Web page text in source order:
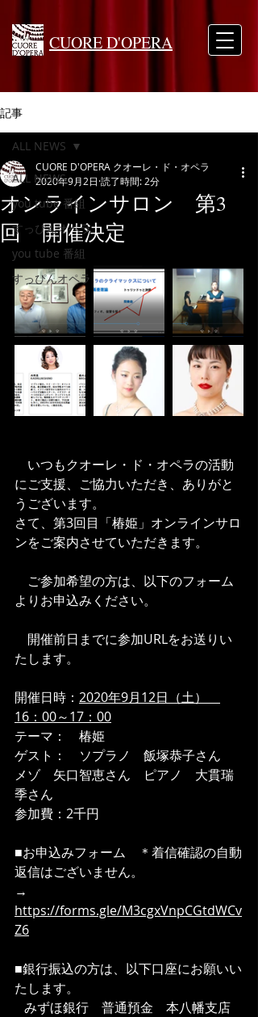
CUORE D'OPERA
記事
ALL NEWS
you tube 番組
すっぴんオペラ
you tube 番組
すっぴんオペラ
ALL NEWS
オンラインサロン 第3
回 開催決定
CUORE D'OPERA クオーレ・ド・オペラ
2020年9月2日 読了時間: 2分
いつもクオーレ・ド・オペラの活動
にご支援、ご協力いただき、ありがと
うございます。
さて、第3回目「椿姫」オンラインサロ
ンをご案内させていただきます。
ご参加希望の方は、以下のフォーム
よりお申込みください。
開催前日までに参加URLをお送りい
たします。
開催日時： 2020年9月12日（土）
16 ： 00～17 ： 00
テーマ：　椿姫
ゲスト：　ソプラノ　飯塚恭子さん
メゾ　矢口智恵さん　ピアノ　大貫瑞
季さん
参加費：2千円
■お申込みフォーム　＊着信確認の自動
返信はございません。
→
https://forms.gle/M3cgxVnpCGtdWCv
Z6
■銀行振込の方は、以下口座にお願いい
たします。
   みずほ銀行　普通預金　本八幡支店